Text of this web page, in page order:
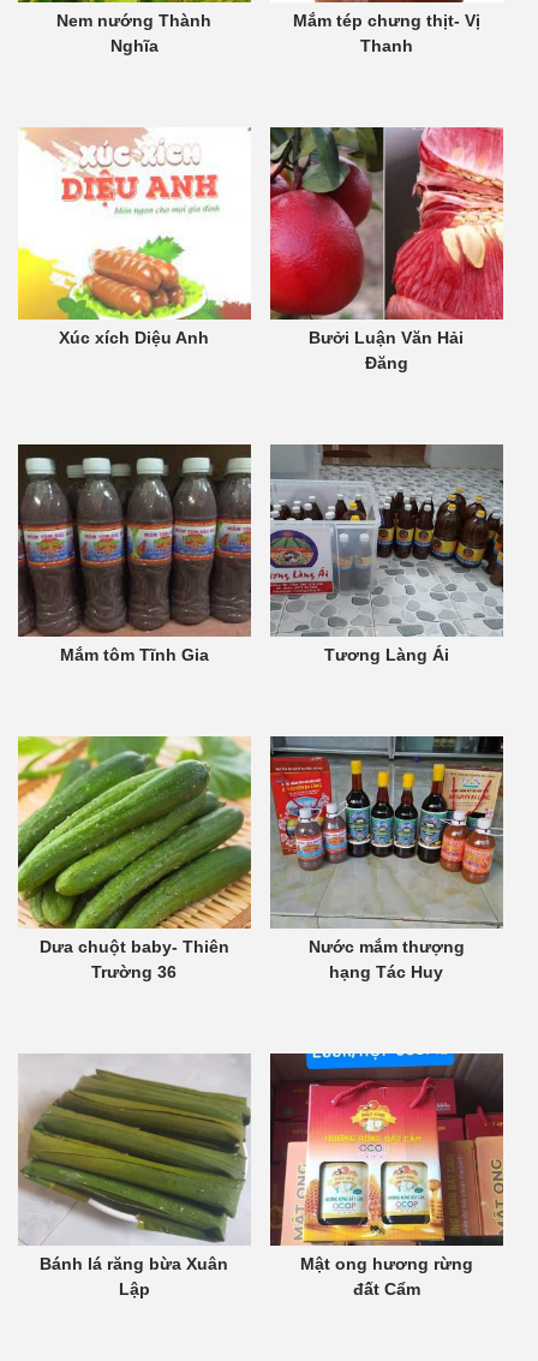
Nem nướng Thành
Nghĩa
Mắm tép chưng thịt- Vị
Thanh
Xúc xích Diệu Anh
Bưởi Luận Văn Hải
Đăng
Mắm tôm Tĩnh Gia Tương Làng Ái
Dưa chuột baby- Thiên
Trường 36
Nước mắm thượng
hạng Tác Huy
Bánh lá răng bừa Xuân
Lập
Mật ong hương rừng
đất Cẩm